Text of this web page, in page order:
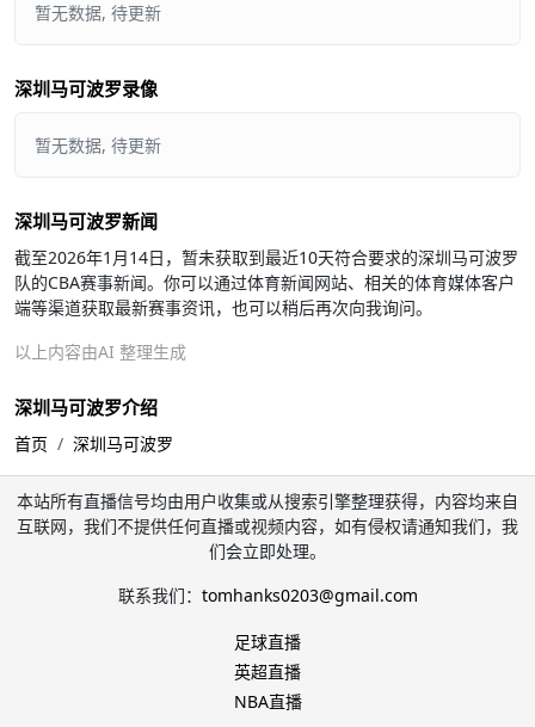
暂无数据, 待更新
深圳马可波罗录像
暂无数据, 待更新
深圳马可波罗新闻
截至2026年1月14日，暂未获取到最近10天符合要求的深圳马可波罗
队的CBA赛事新闻。你可以通过体育新闻网站、相关的体育媒体客户
端等渠道获取最新赛事资讯，也可以稍后再次向我询问。
以上内容由AI 整理生成
深圳马可波罗介绍
首页 深圳马可波罗
本站所有直播信号均由用户收集或从搜索引擎整理获得，内容均来自
互联网，我们不提供任何直播或视频内容，如有侵权请通知我们，我
们会立即处理。
联系我们： tomhanks0203@gmail.com
足球直播
英超直播
NBA直播